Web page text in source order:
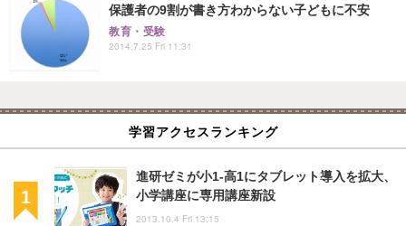
保護者の9割が書き方わからない子どもに不安
教育・受験
2014.7.25 Fri 11:31
学習アクセスランキング
進研ゼミが小1-高1にタブレット導入を拡大、
小学講座に専用講座新設
2013.10.4 Fri 13:15